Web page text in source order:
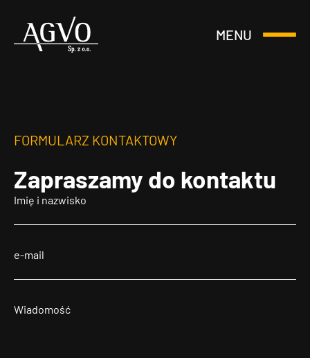
Header
MENU
Otwórz
FORMULARZ KONTAKTOWY
Zapraszamy do kontaktu